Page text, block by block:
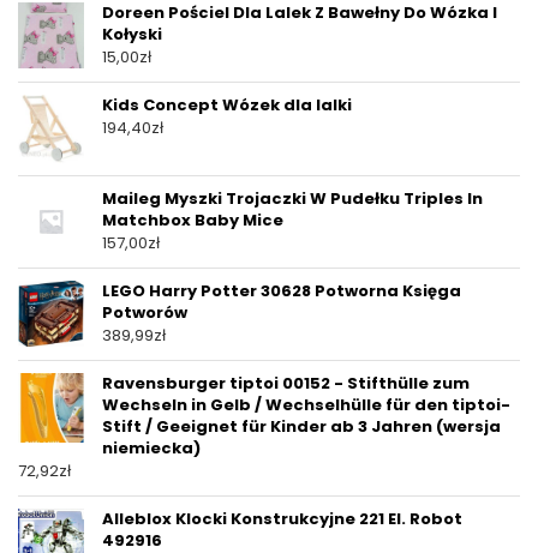
Doreen Pościel Dla Lalek Z Bawełny Do Wózka I
Kołyski
15,00zł
Kids Concept Wózek dla lalki
194,40zł
Maileg Myszki Trojaczki W Pudełku Triples In
Matchbox Baby Mice
157,00zł
LEGO Harry Potter 30628 Potworna Księga
Potworów
389,99zł
Ravensburger tiptoi 00152 - Stifthülle zum
Wechseln in Gelb / Wechselhülle für den tiptoi-
Stift / Geeignet für Kinder ab 3 Jahren (wersja
niemiecka)
72,92zł
Alleblox Klocki Konstrukcyjne 221 El. Robot
492916